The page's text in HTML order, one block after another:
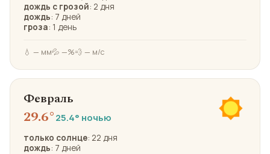
дождь с грозой: 2 дня
дождь: 7 дней
гроза: 1 день
💧 — мм💦 —%💨 — м/с
Февраль
29.6°25.4° ночью
только солнце: 22 дня
дождь: 7 дней